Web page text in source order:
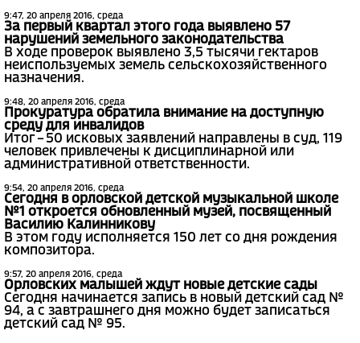
9:47, 20 апреля 2016, среда
За первый квартал этого года выявлено 57
нарушений земельного законодательства
В ходе проверок выявлено 3,5 тысячи гектаров
неиспользуемых земель сельскохозяйственного
назначения.
9:48, 20 апреля 2016, среда
Прокуратура обратила внимание на доступную
среду для инвалидов
Итог – 50 исковых заявлений направлены в суд, 119
человек привлечены к дисциплинарной или
административной ответственности.
9:54, 20 апреля 2016, среда
Сегодня в орловской детской музыкальной школе
№1 откроется обновленный музей, посвященный
Василию Калинникову
В этом году исполняется 150 лет со дня рождения
композитора.
9:57, 20 апреля 2016, среда
Орловских малышей ждут новые детские сады
Сегодня начинается запись в новый детский сад №
94, а с завтрашнего дня можно будет записаться
детский сад № 95.